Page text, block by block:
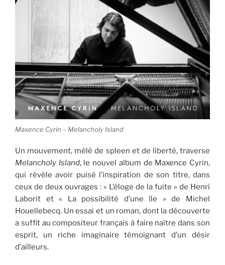
Maxence Cyrin – Melancholy Island
Un mouvement, mêlé de spleen et de liberté, traverse
Melancholy Island, le nouvel album de Maxence Cyrin,
qui révèle avoir puisé l’inspiration de son titre, dans
ceux de deux ouvrages : « L’éloge de la fuite » de Henri
Laborit et « La possibilité d’une île » de Michel
Houellebecq. Un essai et un roman, dont la découverte
a suffit au compositeur français à faire naître dans son
esprit, un riche imaginaire témoignant d’un désir
d’ailleurs.